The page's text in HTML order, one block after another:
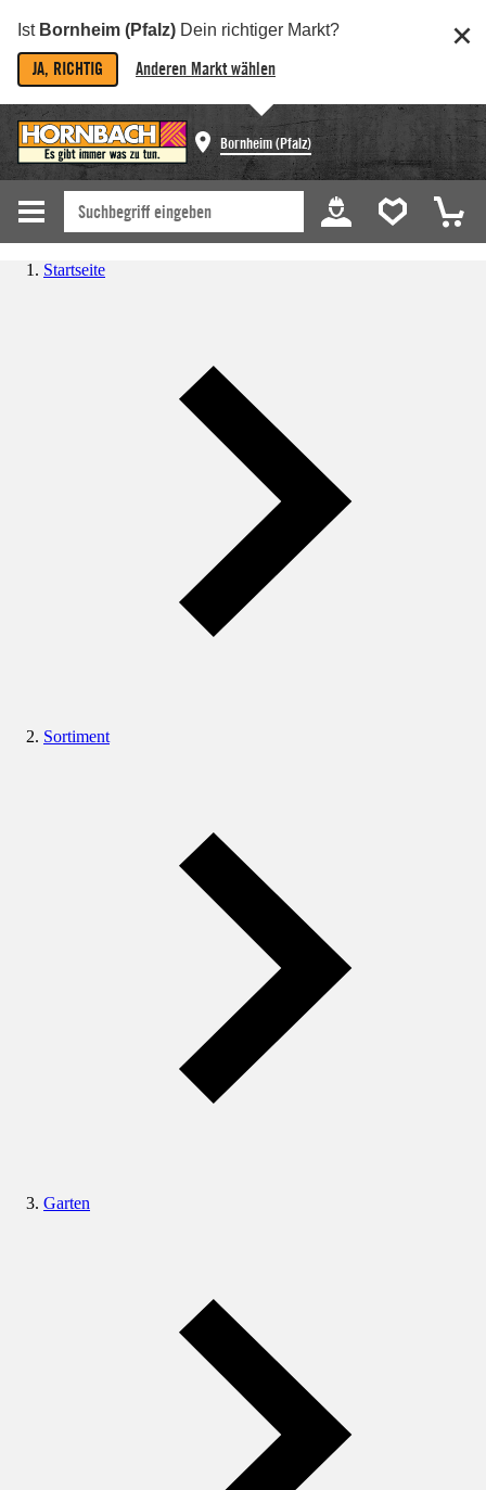
Ist Bornheim (Pfalz) Dein richtiger Markt?
JA, RICHTIG Anderen Markt wählen
Bornheim (Pfalz)
Startseite
Sortiment
Garten